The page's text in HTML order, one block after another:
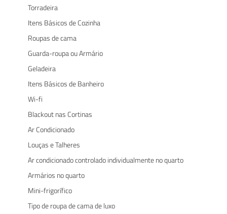
Torradeira
Itens Básicos de Cozinha
Roupas de cama
Guarda-roupa ou Armário
Geladeira
Itens Básicos de Banheiro
Wi-fi
Blackout nas Cortinas
Ar Condicionado
Louças e Talheres
Ar condicionado controlado individualmente no quarto
Armários no quarto
Mini-frigorífico
Tipo de roupa de cama de luxo